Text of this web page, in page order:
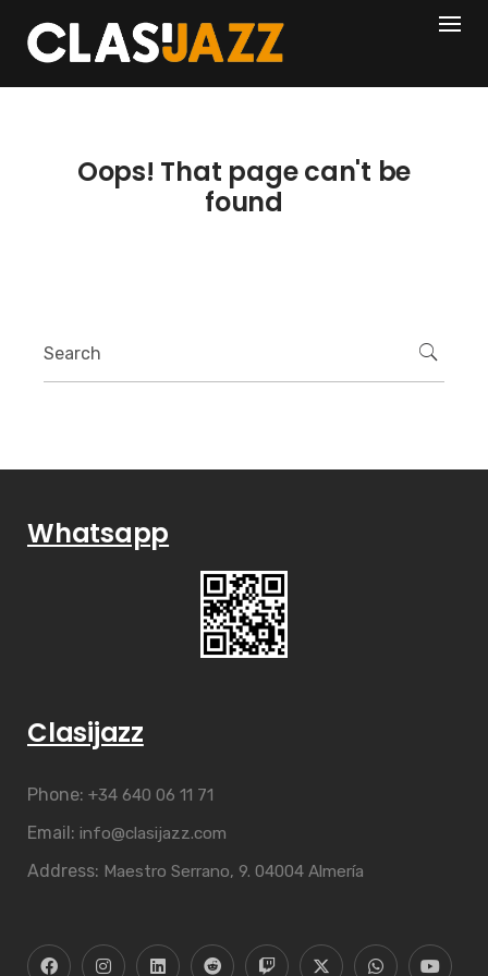
content
404
Oops! That page can't be
found
Whatsapp
Clasijazz
Phone: +34 640 06 11 71
Email: info@clasijazz.com
Address: Maestro Serrano, 9. 04004 Almería